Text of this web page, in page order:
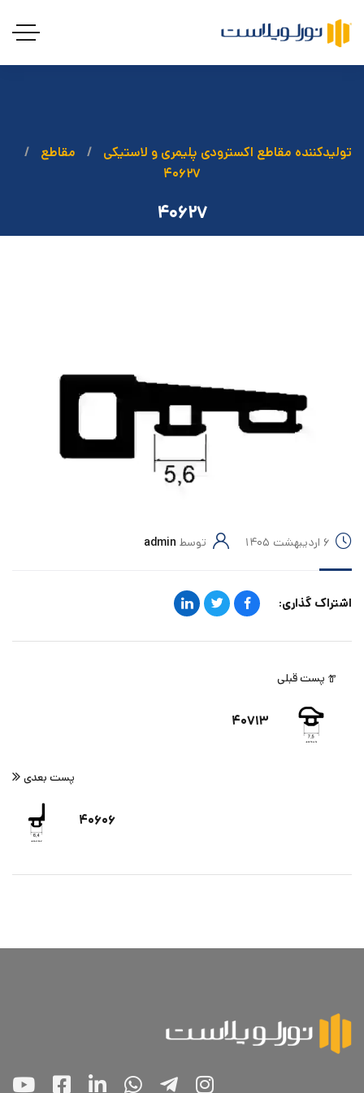
تولیدکننده مقاطع اکسترودی پلیمری و لاستیکی
مقاطع
۴۰۶۲۷
۴۰۶۲۷
۶ اردیبهشت ۱۴۰۵ توسط admin
اشتراک گذاری:
پست قبلی
۴۰۷۱۳
پست بعدی
۴۰۶۰۶